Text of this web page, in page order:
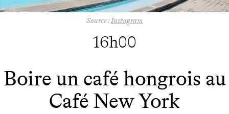
Source :Instagram
16h00
Boire un café hongrois au
Café New York